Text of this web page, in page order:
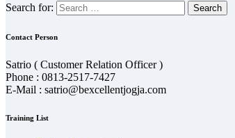
Search for:
Contact Person
Satrio ( Customer Relation Officer )
Phone : 0813-2517-7427
E-Mail : satrio@bexcellentjogja.com
Training List